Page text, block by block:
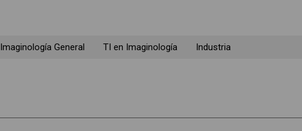
Imaginología General TI en Imaginología Industria